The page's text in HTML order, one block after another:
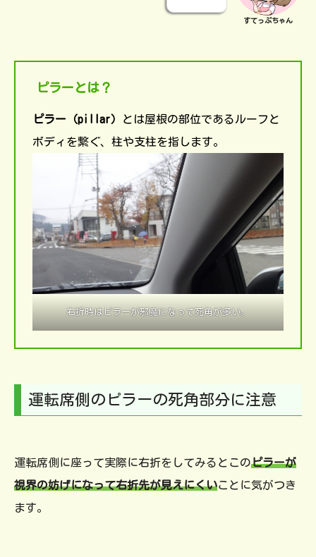
すてっぷちゃん
ピラーとは？
ピラー（pillar）
とは屋根の部位であるルーフと
ボディを繋ぐ、柱や支柱を指します。
右折時はピラーが邪魔になって死角が多い。
運転席側のピラーの死角部分に注意
運転席側に座って実際に右折をしてみるとこのピラーが
視界の妨げになって右折先が見えにくいことに気がつき
ます。